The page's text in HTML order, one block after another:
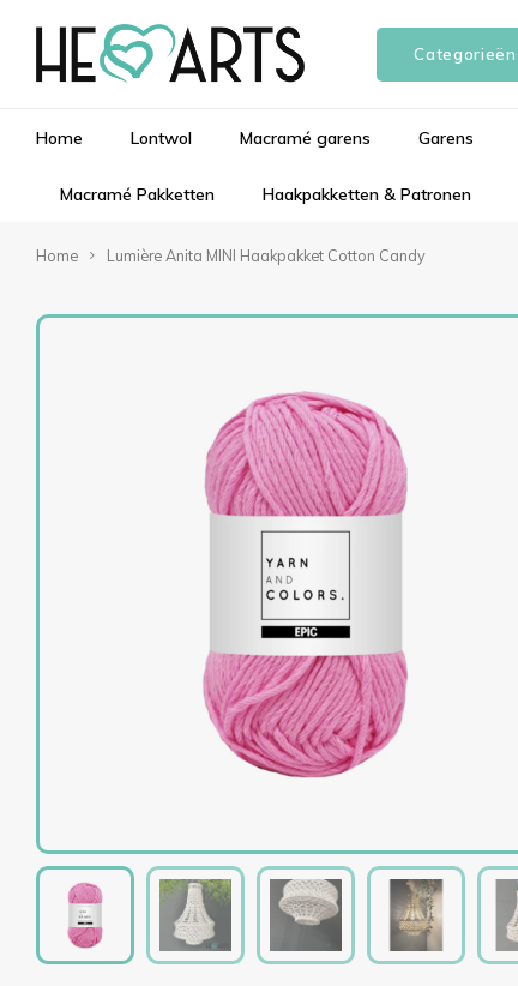
Categorieën
Home Lontwol Macramé garens Garens
Macramé Pakketten Haakpakketten & Patronen
Home Lumière Anita MINI Haakpakket Cotton Candy